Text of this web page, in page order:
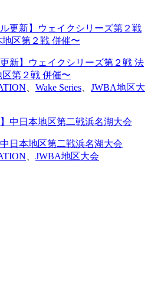
新】ウェイクシリーズ第２戦 法
第２戦 併催〜
Wake Series
JWBA地区大
日本地区第二戦浜名湖大会
JWBA地区大会